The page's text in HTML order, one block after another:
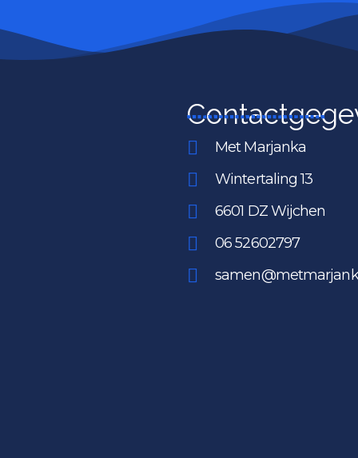
Met Marjanka
Wintertaling 13
6601 DZ Wijchen
06 52602797